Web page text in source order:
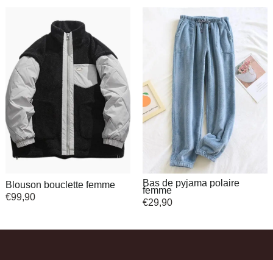
Blouson bouclette femme
€99,90
Bas de pyjama polaire
femme
€29,90